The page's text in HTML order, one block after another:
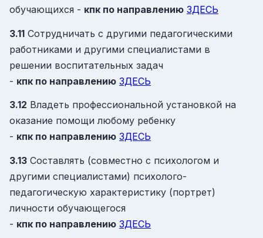
обучающихся - кпк по направлению ЗДЕСЬ
3.11 Сотрудничать с другими педагогическими
работниками и другими специалистами в
решении воспитательных задач
- кпк по направлению ЗДЕСЬ
3.12 Владеть профессиональной установкой на
оказание помощи любому ребенку
- кпк по направлению ЗДЕСЬ
3.13 Составлять (совместно с психологом и
другими специалистами) психолого-
педагогическую характеристику (портрет)
личности обучающегося
- кпк по направлению ЗДЕСЬ